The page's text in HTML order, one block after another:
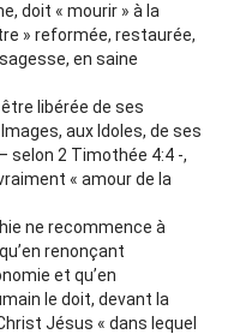
doit « mourir » à la
» reformée, restaurée,
en saine
libérée de ses
aux Idoles, de ses
selon 2 Timothée 4:4 -,
« amour de la
ne recommence à
renonçant
et qu’en
le doit, devant la
Jésus « dans lequel